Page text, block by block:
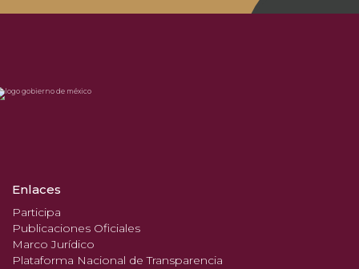
Enlaces
Participa
Publicaciones Oficiales
Marco Jurídico
Plataforma Nacional de Transparencia